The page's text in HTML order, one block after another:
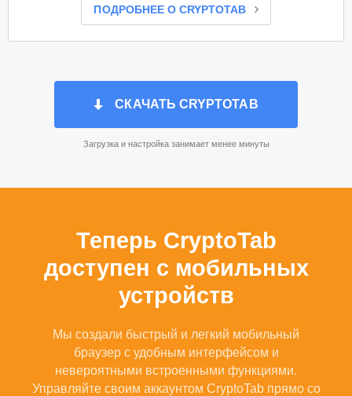
ПОДРОБНЕЕ О CRYPTOTAB
СКАЧАТЬ CRYPTOTAB
Загрузка и настройка занимает менее минуты
Теперь CryptoTab
доступен с мобильных
устройств
Мы создали быстрый и легкий мобильный
браузер с удобным интерфейсом и
невероятными встроенными функциями.
Управляйте своим аккаунтом CryptoTab прямо со